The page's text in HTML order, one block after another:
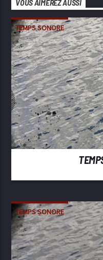
VOUS AIMEREZ AUSSI
TEMPS SONORE
TEMPS SONORE